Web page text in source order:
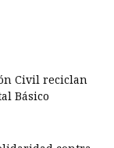
Civil reciclan
Básico